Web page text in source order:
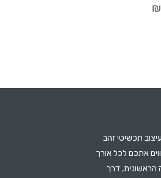
₪
תכשיטי זהב
אתכם לכל אורך
דרך